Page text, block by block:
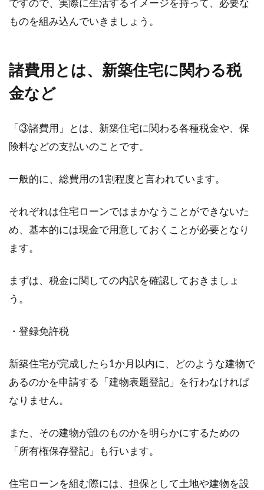
ですので、実際に生活するイメージを持って、必要な
ものを組み込んでいきましょう。
諸費用とは、新築住宅に関わる税
金など
「③諸費用」とは、新築住宅に関わる各種税金や、保
険料などの支払いのことです。
一般的に、総費用の1割程度と言われています。
それぞれは住宅ローンではまかなうことができないた
め、基本的には現金で用意しておくことが必要となり
ます。
まずは、税金に関しての内訳を確認しておきましょ
う。
・登録免許税
新築住宅が完成したら1か月以内に、どのような建物で
あるのかを申請する「建物表題登記」を行わなければ
なりません。
また、その建物が誰のものかを明らかにするための
「所有権保存登記」も行います。
住宅ローンを組む際には、担保として土地や建物を設